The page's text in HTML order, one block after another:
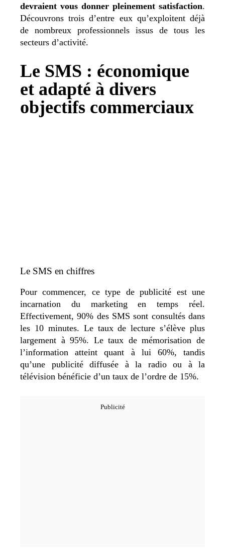
devraient vous donner pleinement satisfaction.
Découvrons trois d’entre eux qu’exploitent déjà
de nombreux professionnels issus de tous les
secteurs d’activité.
Le SMS : économique
et adapté à divers
objectifs commerciaux
Le SMS en chiffres
Pour commencer, ce type de publicité est une
incarnation du marketing en temps réel.
Effectivement, 90% des SMS sont consultés dans
les 10 minutes. Le taux de lecture s’élève plus
largement à 95%. Le taux de mémorisation de
l’information atteint quant à lui 60%, tandis
qu’une publicité diffusée à la radio ou à la
télévision bénéficie d’un taux de l’ordre de 15%.